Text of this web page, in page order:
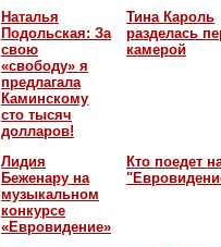
Наталья
Подольская: За
свою
«свободу» я
предлагала
Каминскому
сто тысяч
долларов!
Тина Кароль
разделась
камерой
Лидия
Беженару на
музыкальном
конкурсе
«Евровидение»
Кто поедет